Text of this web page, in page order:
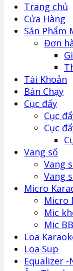
Trang chủ
Cửa Hàng
Sản Phẩm
Đơn
Tài Khoản
Bán Chạy
Cục đẩy
Cục
Cục
Vang số
Vang
Vang
Micro
Micro
Mic
Mic
Loa
Loa Sup
Equalizer